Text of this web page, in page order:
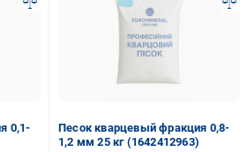
0,1-
Песок кварцевый фракция 0,8-
1,2 мм 25 кг (1642412963)